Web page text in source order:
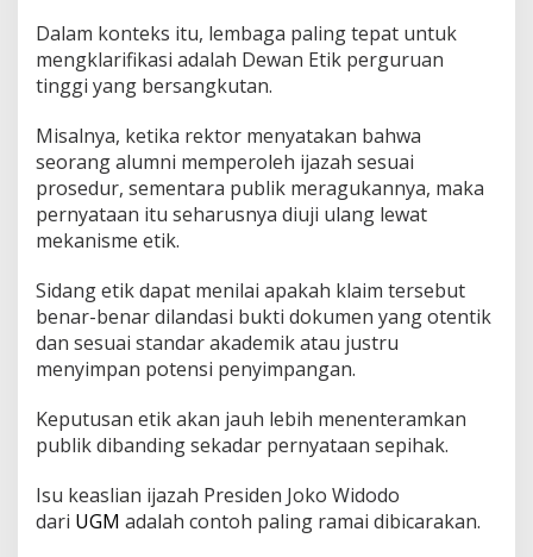
Dalam konteks itu, lembaga paling tepat untuk
mengklarifikasi adalah Dewan Etik perguruan
tinggi yang bersangkutan.
Misalnya, ketika rektor menyatakan bahwa
seorang alumni memperoleh ijazah sesuai
prosedur, sementara publik meragukannya, maka
pernyataan itu seharusnya diuji ulang lewat
mekanisme etik.
Sidang etik dapat menilai apakah klaim tersebut
benar-benar dilandasi bukti dokumen yang otentik
dan sesuai standar akademik atau justru
menyimpan potensi penyimpangan.
Keputusan etik akan jauh lebih menenteramkan
publik dibanding sekadar pernyataan sepihak.
Isu keaslian ijazah Presiden Joko Widodo
dari UGM adalah contoh paling ramai dibicarakan.